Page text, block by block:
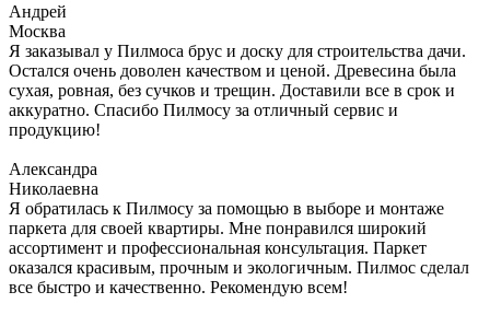
Андрей
Москва
Я заказывал у Пилмоса брус и доску для строительства дачи.
Остался очень доволен качеством и ценой. Древесина была
сухая, ровная, без сучков и трещин. Доставили все в срок и
аккуратно. Спасибо Пилмосу за отличный сервис и
продукцию!
Александра
Николаевна
Я обратилась к Пилмосу за помощью в выборе и монтаже
паркета для своей квартиры. Мне понравился широкий
ассортимент и профессиональная консультация. Паркет
оказался красивым, прочным и экологичным. Пилмос сделал
все быстро и качественно. Рекомендую всем!